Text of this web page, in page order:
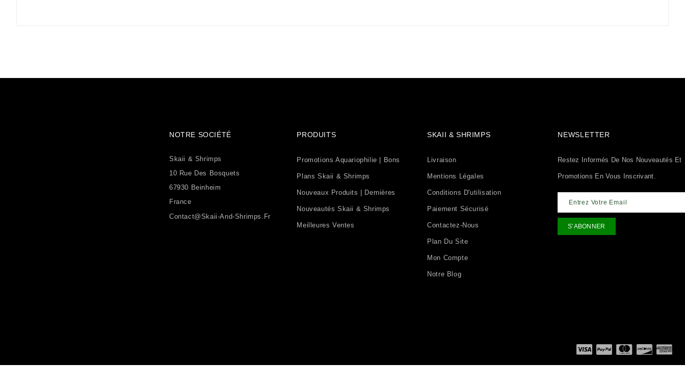
NOTRE SOCIÉTÉ
Skaii & Shrimps
10 Rue Des Bosquets
67930 Beinheim
France
Contact@skaii-And-Shrimps.fr
PRODUITS
Promotions Aquariophilie | Bons
Plans Skaii & Shrimps
Nouveaux Produits | Dernières
Nouveautés Skaii & Shrimps
Meilleures Ventes
SKAII & SHRIMPS
Livraison
Mentions Légales
Conditions D'utilisation
Paiement Sécurisé
Contactez-Nous
Plan Du Site
Mon Compte
Notre Blog
NEWSLETTER
Restez Informés De Nos Nouveautés Et
Promotions En Vous Inscrivant.